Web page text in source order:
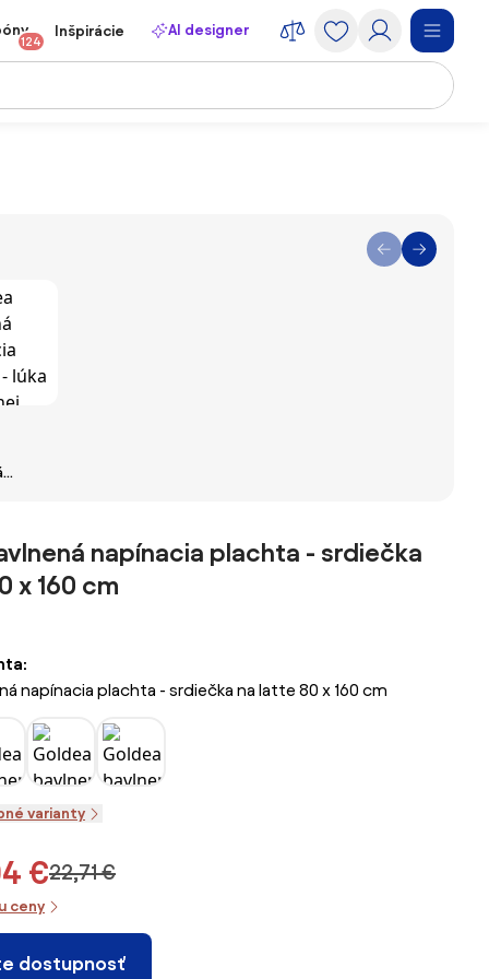
124
Inšpirácie AI designer
x 200
napínacia plachta - srdiečka
x 160 cm
napínacia plachta - srdiečka na latte 80 x 160 cm
varianty
€22,71 €
ceny
dostupnosť